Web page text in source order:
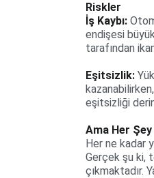
Riskler
İş Kaybı:
endişesi
tarafından
Eşitsizlik:
eşitsizliği
Ama Her
Her ne kadar
Gerçek şu ki,
çıkmaktadır.